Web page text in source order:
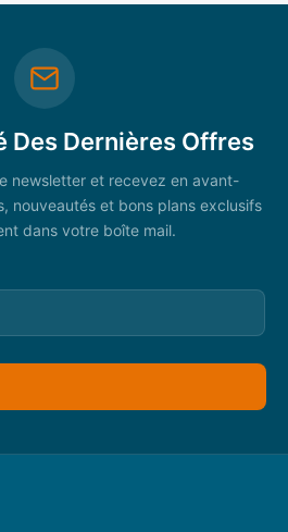
Des Dernières Offres
newsletter et recevez en avant-
nouveautés et bons plans exclusifs
dans votre boîte mail.